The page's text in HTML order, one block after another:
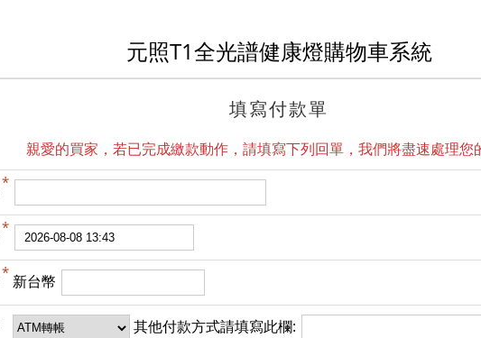
元照T1全光譜健康燈購物車系統
填寫付款單
親愛的買家，若已完成繳款動作，請填寫下列回單，我們將盡速處理您
新台幣
其他付款方式請填寫此欄: